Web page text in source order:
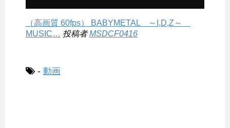
（高画質 60fps） BABYMETAL ～I,D,Z～
MUSIC… 投稿者MSDCF0416
- 動画